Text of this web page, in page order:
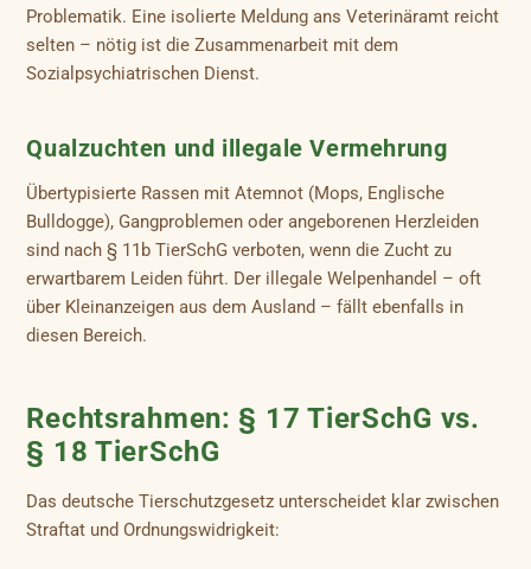
Problematik. Eine isolierte Meldung ans Veterinäramt reicht
selten – nötig ist die Zusammenarbeit mit dem
Sozialpsychiatrischen Dienst.
Qualzuchten und illegale Vermehrung
Übertypisierte Rassen mit Atemnot (Mops, Englische
Bulldogge), Gangproblemen oder angeborenen Herzleiden
sind nach § 11b TierSchG verboten, wenn die Zucht zu
erwartbarem Leiden führt. Der illegale Welpenhandel – oft
über Kleinanzeigen aus dem Ausland – fällt ebenfalls in
diesen Bereich.
Rechtsrahmen: § 17 TierSchG vs.
§ 18 TierSchG
Das deutsche Tierschutzgesetz unterscheidet klar zwischen
Straftat und Ordnungswidrigkeit: